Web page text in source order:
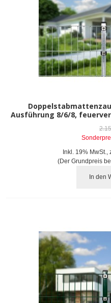
Ausführung 8/6/8,
Inkl. 19% MwSt.
,
(Der Grundpreis
In den